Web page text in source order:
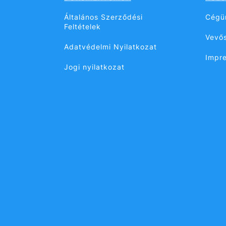
Általános Szerződési
Feltételek
Adatvédelmi Nyilatkozat
Jogi nyilatkozat